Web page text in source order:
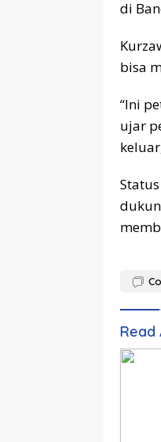
di
bisa
“Ini
ujar
Read